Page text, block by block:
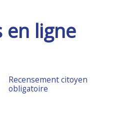
en ligne
Recensement citoyen
obligatoire